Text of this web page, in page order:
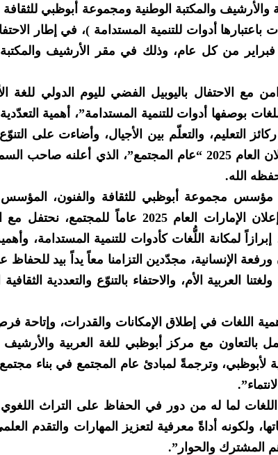
والأرشيف والمكتبة الوطنية ومجموعة أبوظبي للثقافة
باعتبارها أدوات للتنمية المستدامة )، في إطار
من كل عام، وذلك في مقر الأرشيف والمكتبة
مع الاحتفال باليوبيل الفضي لليوم الدولي للغة
بوصفها أدوات للتنمية المستدامة”، أهمية التعدّدية
التعليم، والتعلّم بين الأجيال، وأضاءت على
في مجتمع الإمارات بما ينسجم مع إعلان العام 2025 “عام المجتمع”، الذي أعلنه
الله.
مجموعة أبوظبي للثقافة والفنون، المؤسس
الفني لمهرجان أبوظبي: “في رحاب إعلان الإمارات العام 2025 عاماً
لمكانة اللُّغات كأدوات للتنمية المستدامة،
الإنسانية، مجدّدين التزامنا معاً يداً بيد للحفاظ
العربية الأم، والاحتفاء بالتنوّع والتعددية
اللغات في إطلاق الإمكانات والقدرات، وإتاحة
بالتعاون مع مركز أبوظبي للغة العربية والأرشيف
لأبوظبي، وترجمةً لمبادئ عام المجتمع في بناء
لما له من دور في الحفاظ على التراث
ولكونه أداةً معرفية لتعزيز المهارات والتقدم
المشترك والحوار”.